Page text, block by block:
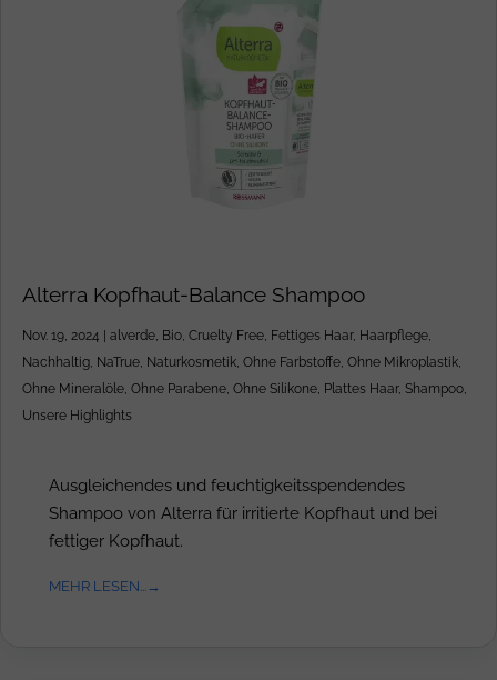
Alterra Kopfhaut-Balance Shampoo
Nov. 19, 2024 alverde, Bio, Cruelty Free, Fettiges Haar, Haarpflege,
Nachhaltig, NaTrue, Naturkosmetik, Ohne Farbstoffe, Ohne Mikroplastik,
Ohne Mineralöle, Ohne Parabene, Ohne Silikone, Plattes Haar, Shampoo,
Unsere Highlights
Ausgleichendes und feuchtigkeitsspendendes
Shampoo von Alterra für irritierte Kopfhaut und bei
fettiger Kopfhaut.
MEHR LESEN...